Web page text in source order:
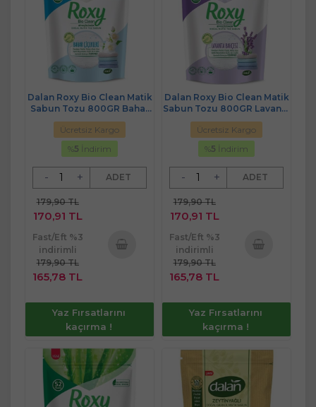
Dalan Roxy Bio Clean Matik
Sabun Tozu 800GR Bahar
Çiçekleri (26 Yıkama)
Ücretsiz Kargo
%5 İndirim
- + ADET
179,90 TL
170,91 TL
Fast/Eft %3
indirimli
179,90 TL
165,78 TL
Yaz Fırsatlarını
kaçırma !
Dalan Roxy Bio Clean Matik
Sabun Tozu 800GR Lavanta
Bahçesi (26 Yıkama)
Ücretsiz Kargo
%5 İndirim
- + ADET
179,90 TL
170,91 TL
Fast/Eft %3
indirimli
179,90 TL
165,78 TL
Yaz Fırsatlarını
kaçırma !